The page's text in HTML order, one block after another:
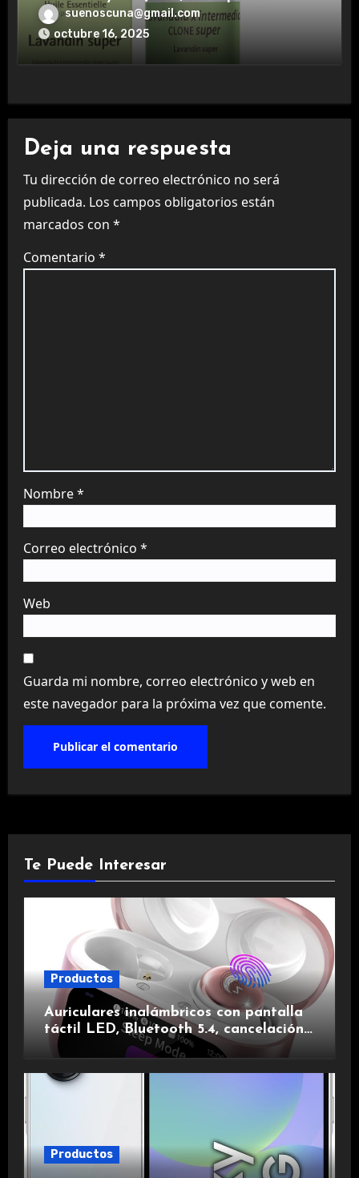
aromaterapia.
suenoscuna@gmail.com
octubre 16, 2025
Deja una respuesta
Tu dirección de correo electrónico no será
publicada. Los campos obligatorios están
marcados con *
Comentario *
Nombre*
Correo electrónico *
Web
Guarda mi nombre, correo electrónico y web en
este navegador para la próxima vez que comente.
Te Puede Interesar
Productos
Auriculares inalámbricos con pantalla
táctil LED, Bluetooth 5.4, cancelación
de ruido, impermeables y de larga
duración.
Productos